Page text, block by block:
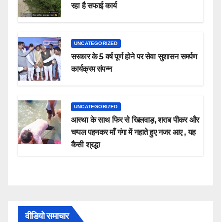
रहा है सफाई कार्य
UNCATEGORIZED
सरकार के 5 वर्ष पूर्ण होने पर सेवा सुशासन समर्पण
कार्यक्रम संपन्न
UNCATEGORIZED
आस्था के साथ फिर से खिलवाड़, शराब पीकर और
चप्पल पहनकर माँ गंगा में नहाते हुए नजर आए , यह
कैसी श्रद्धा
वीडियो समाचार